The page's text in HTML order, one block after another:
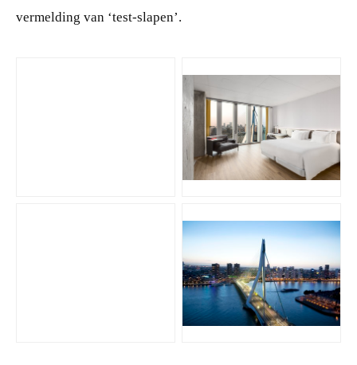
vermelding van ‘test-slapen’.
JPG
JPG